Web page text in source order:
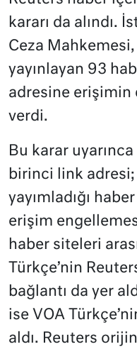
kararı da alındı.
Ceza
yayınlayan 93
adresine erişimin
verdi.
Bu karar
birinci link adresi;
yayımladığı
erişim
haber siteleri
Türkçe’nin
bağlantı da yer
ise VOA
aldı. Reuters